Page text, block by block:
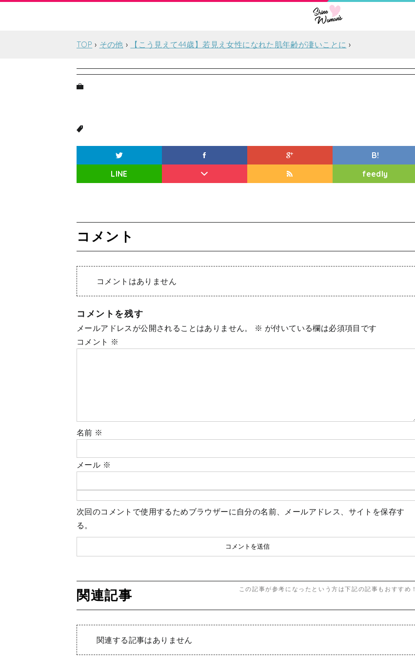
TOP その他 【こう見えて44歳】若見え女性になれた肌年齢が凄いことに
B!
LINE
feedly
コメント
コメントはありません
コメントを残す
メールアドレスが公開されることはありません。 ※ が付いている欄は必須項目です
コメント ※
名前 ※
メール ※
次回のコメントで使用するためブラウザーに自分の名前、メールアドレス、サイトを保存す
る。
関連記事 この記事が参考になったという方は下記の記事もおすすめ！
関連する記事はありません